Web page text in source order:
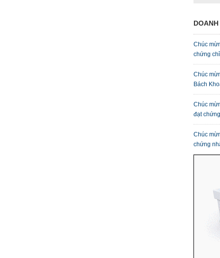
Chúc
chứng
Chúc
Bách
Chúc
đạt
Chúc
chứng